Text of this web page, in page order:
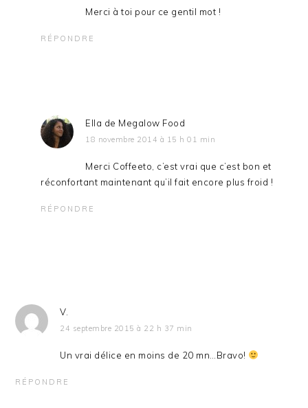
Merci à toi pour ce gentil mot !
RÉPONDRE
Ella de Megalow Food
18 novembre 2014 à 15 h 01 min
Merci Coffeeto, c’est vrai que c’est bon et
réconfortant maintenant qu’il fait encore plus froid !
RÉPONDRE
V.
24 septembre 2015 à 22 h 37 min
Un vrai délice en moins de 20 mn…Bravo!
RÉPONDRE